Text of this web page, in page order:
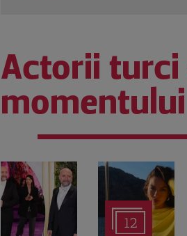
Actorii turci
momentului
12